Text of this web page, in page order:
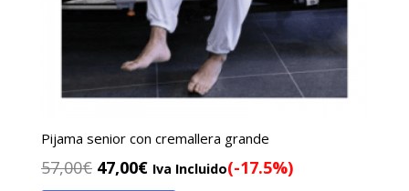
Pijama senior con cremallera grande
57,00€ El
47,00€ElIva Incluido(-17.5%)